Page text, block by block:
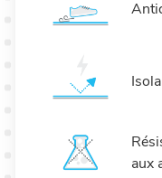
aux